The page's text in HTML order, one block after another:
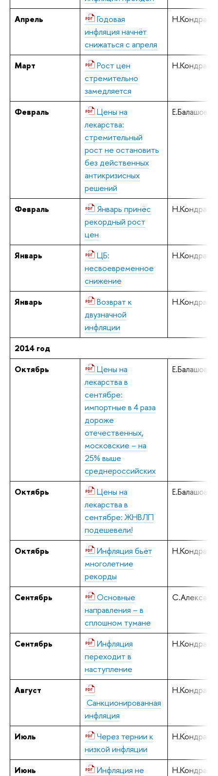
Апрель
Годовая
инфляция начнёт
снижаться с апреля
Март
Рост цен
стремительно
замедляется
Февраль
Цены на
лекарства:
стремительный
рост не остановить
без действенных
антикризисных
решений
Е.Балашова
Февраль
Январь принёс
рекордный рост
цен
Январь
ЦБ:
несвоевременное
снижение
Январь
Возврат к
двузначной
инфляции
2014 год
Октябрь
Цены на
лекарства в
сентябре:
импортные в 4 раза
дороже
отечественных,
московские – на
25% выше
среднероссийских
Е.Балашова
Октябрь
Цены на
лекарства в
сентябре: ЖНВЛП
подешевели!
Е.Балашова
Октябрь
Инфляция бьёт
многолетние
рекорды
Сентябрь
Основные
направления – в
сплошном тумане
Сентябрь
Инфляция
переходит в
наступление
Август
Санкционированная
инфляция
Июль
Через тернии к
низкой инфляции
Июнь
Инфляция не